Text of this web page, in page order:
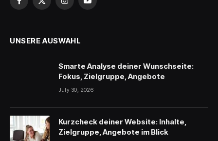
Facebook
X
InstagramYouTube
UNSERE AUSWAHL
Smarte Analyse deiner Wunschseite:
Fokus, Zielgruppe, Angebote
July 30, 2026
Kurzcheck deiner Website: Inhalte,
Zielgruppe, Angebote im Blick